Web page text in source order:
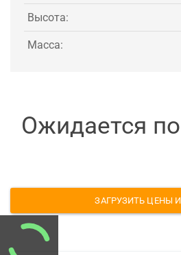
Высота:
Масса:
Ожидается
ЗАГРУЗИТЬ ЦЕНЫ